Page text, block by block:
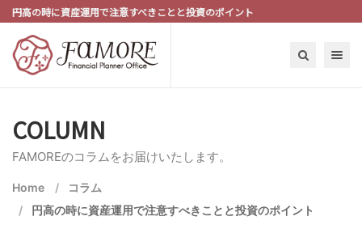
円高の時に資産運用で注意すべきことと投資のポイント
Toggle
COLUMN
FAMOREのコラムをお届けいたします。
Home
コラム
円高の時に資産運用で注意すべきことと投資のポイント